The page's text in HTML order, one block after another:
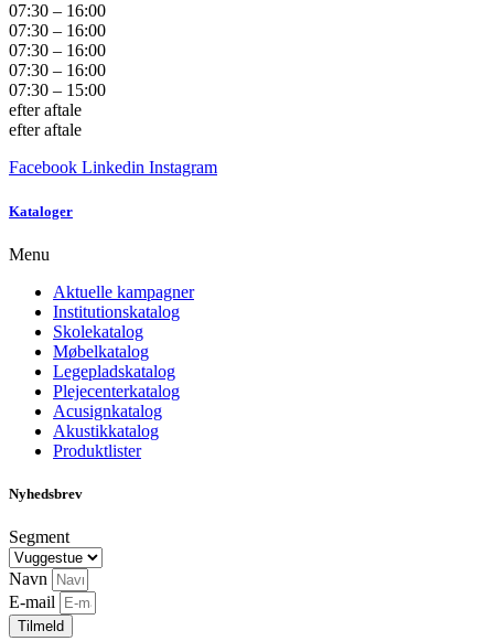
07:30 – 16:00
07:30 – 16:00
07:30 – 16:00
07:30 – 16:00
07:30 – 15:00
efter aftale
efter aftale
Facebook Linkedin Instagram
Kataloger
Menu
Aktuelle kampagner
Institutionskatalog
Skolekatalog
Møbelkatalog
Legepladskatalog
Plejecenterkatalog
Acusignkatalog
Akustikkatalog
Produktlister
Nyhedsbrev
Segment
Navn
E-mail
Tilmeld